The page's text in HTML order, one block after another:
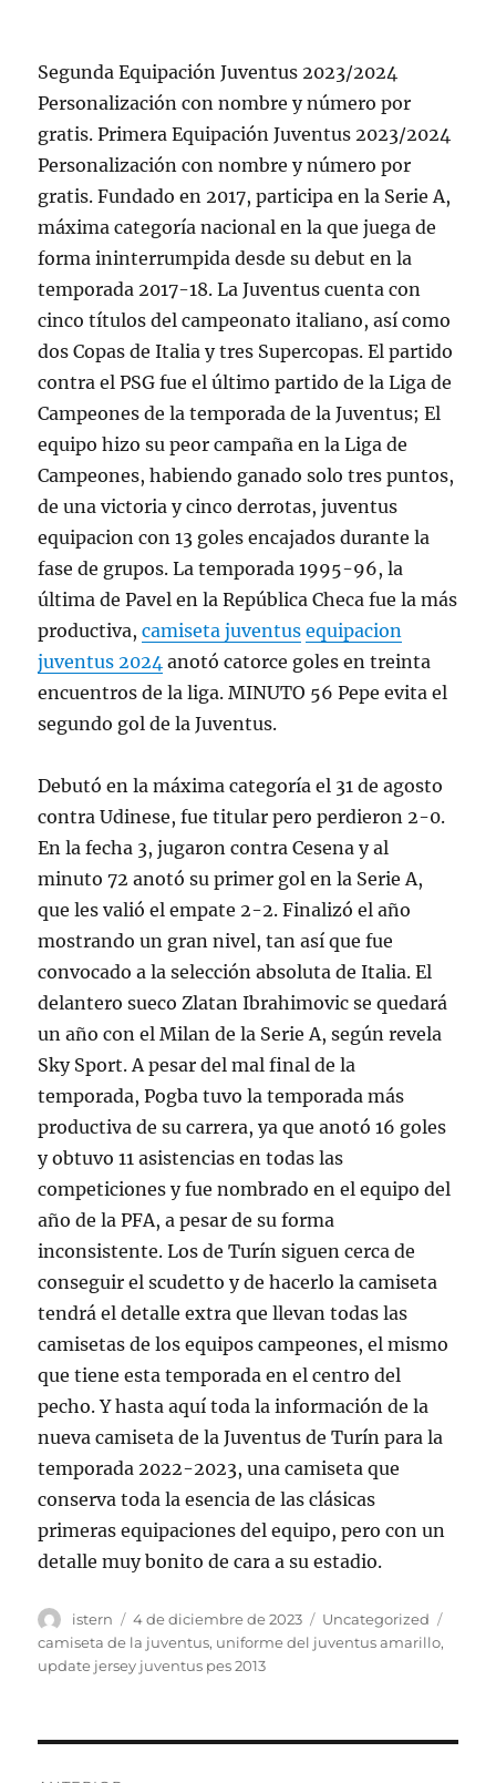
Segunda Equipación Juventus 2023/2024
Personalización con nombre y número por
gratis. Primera Equipación Juventus 2023/2024
Personalización con nombre y número por
gratis. Fundado en 2017, participa en la Serie A,
máxima categoría nacional en la que juega de
forma ininterrumpida desde su debut en la
temporada 2017-18. La Juventus cuenta con
cinco títulos del campeonato italiano, así como
dos Copas de Italia y tres Supercopas. El partido
contra el PSG fue el último partido de la Liga de
Campeones de la temporada de la Juventus; El
equipo hizo su peor campaña en la Liga de
Campeones, habiendo ganado solo tres puntos,
de una victoria y cinco derrotas, juventus
equipacion con 13 goles encajados durante la
fase de grupos. La temporada 1995-96, la
última de Pavel en la República Checa fue la más
productiva,camiseta juventus equipacion
juventus 2024 anotó catorce goles en treinta
encuentros de la liga. MINUTO 56 Pepe evita el
segundo gol de la Juventus.
Debutó en la máxima categoría el 31 de agosto
contra Udinese, fue titular pero perdieron 2-0.
En la fecha 3, jugaron contra Cesena y al
minuto 72 anotó su primer gol en la Serie A,
que les valió el empate 2-2. Finalizó el año
mostrando un gran nivel, tan así que fue
convocado a la selección absoluta de Italia. El
delantero sueco Zlatan Ibrahimovic se quedará
un año con el Milan de la Serie A, según revela
Sky Sport. A pesar del mal final de la
temporada, Pogba tuvo la temporada más
productiva de su carrera, ya que anotó 16 goles
y obtuvo 11 asistencias en todas las
competiciones y fue nombrado en el equipo del
año de la PFA, a pesar de su forma
inconsistente. Los de Turín siguen cerca de
conseguir el scudetto y de hacerlo la camiseta
tendrá el detalle extra que llevan todas las
camisetas de los equipos campeones, el mismo
que tiene esta temporada en el centro del
pecho. Y hasta aquí toda la información de la
nueva camiseta de la Juventus de Turín para la
temporada 2022-2023, una camiseta que
conserva toda la esencia de las clásicas
primeras equipaciones del equipo, pero con un
detalle muy bonito de cara a su estadio.
Autor
istern
Publicado
el
4 de diciembre de 2023 Categorías
Uncategorized
camiseta de la juventus, uniforme del juventus amarillo,
update jersey juventus pes 2013